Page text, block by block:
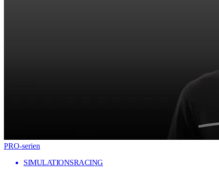
PRO-serien
SIMULATIONSRACING